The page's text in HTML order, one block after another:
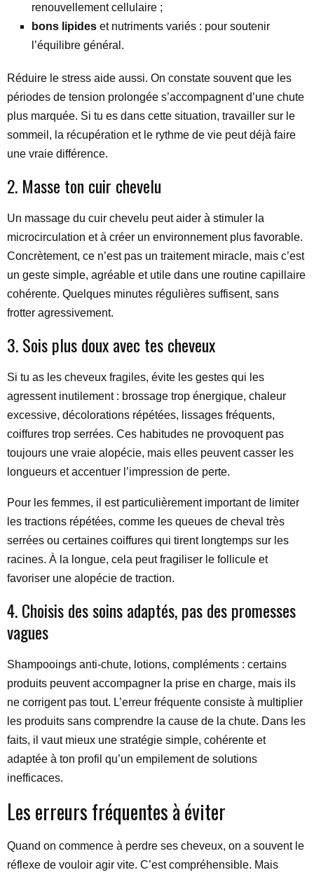
renouvellement cellulaire ;
bons lipides et nutriments variés : pour soutenir
l’équilibre général.
Réduire le stress aide aussi. On constate souvent que les
périodes de tension prolongée s’accompagnent d’une chute
plus marquée. Si tu es dans cette situation, travailler sur le
sommeil, la récupération et le rythme de vie peut déjà faire
une vraie différence.
2. Masse ton cuir chevelu
Un massage du cuir chevelu peut aider à stimuler la
microcirculation et à créer un environnement plus favorable.
Concrètement, ce n’est pas un traitement miracle, mais c’est
un geste simple, agréable et utile dans une routine capillaire
cohérente. Quelques minutes régulières suffisent, sans
frotter agressivement.
3. Sois plus doux avec tes cheveux
Si tu as les cheveux fragiles, évite les gestes qui les
agressent inutilement : brossage trop énergique, chaleur
excessive, décolorations répétées, lissages fréquents,
coiffures trop serrées. Ces habitudes ne provoquent pas
toujours une vraie alopécie, mais elles peuvent casser les
longueurs et accentuer l’impression de perte.
Pour les femmes, il est particulièrement important de limiter
les tractions répétées, comme les queues de cheval très
serrées ou certaines coiffures qui tirent longtemps sur les
racines. À la longue, cela peut fragiliser le follicule et
favoriser une alopécie de traction.
4. Choisis des soins adaptés, pas des promesses
vagues
Shampooings anti-chute, lotions, compléments : certains
produits peuvent accompagner la prise en charge, mais ils
ne corrigent pas tout. L’erreur fréquente consiste à multiplier
les produits sans comprendre la cause de la chute. Dans les
faits, il vaut mieux une stratégie simple, cohérente et
adaptée à ton profil qu’un empilement de solutions
inefficaces.
Les erreurs fréquentes à éviter
Quand on commence à perdre ses cheveux, on a souvent le
réflexe de vouloir agir vite. C’est compréhensible. Mais